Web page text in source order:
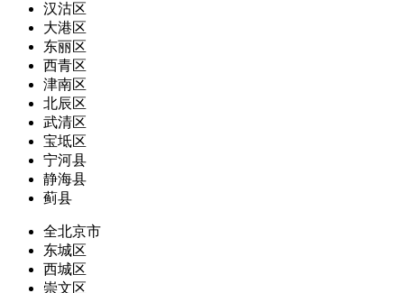
汉沽区
大港区
东丽区
西青区
津南区
北辰区
武清区
宝坻区
宁河县
静海县
蓟县
全北京市
东城区
西城区
崇文区